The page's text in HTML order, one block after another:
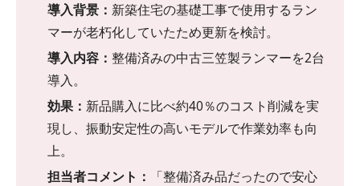
導入背景： 新築住宅の基礎工事で使用するラン
マーが老朽化していたため更新を検討。
導入内容： 整備済みの中古三笠製ランマーを2台
導入。
効果： 新品購入に比べ約40％のコスト削減を実
現し、振動安定性の高いモデルで作業効率も向
上。
担当者コメント：
「整備済み品だったので安心